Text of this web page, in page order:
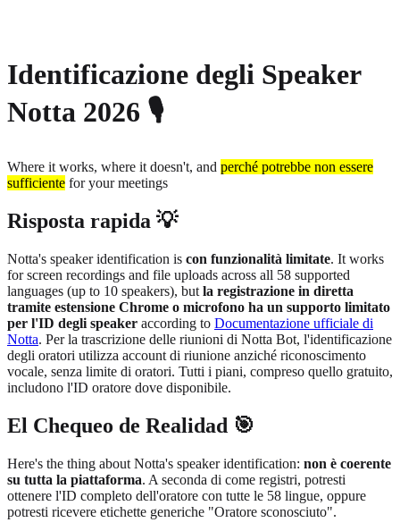
Identificazione degli Speaker
Notta 2026 🎙️
Where it works, where it doesn't, and perché potrebbe non essere
sufficiente for your meetings
Risposta rapida 💡
Notta's speaker identification is con funzionalità limitate. It works
for screen recordings and file uploads across all 58 supported
languages (up to 10 speakers), but la registrazione in diretta
tramite estensione Chrome o microfono ha un supporto limitato
per l'ID degli speaker according to Documentazione ufficiale di
Notta. Per la trascrizione delle riunioni di Notta Bot, l'identificazione
degli oratori utilizza account di riunione anziché riconoscimento
vocale, senza limite di oratori. Tutti i piani, compreso quello gratuito,
includono l'ID oratore dove disponibile.
El Chequeo de Realidad 🎯
Here's the thing about Notta's speaker identification: non è coerente
su tutta la piattaforma. A seconda di come registri, potresti
ottenere l'ID completo dell'oratore con tutte le 58 lingue, oppure
potresti ricevere etichette generiche "Oratore sconosciuto".